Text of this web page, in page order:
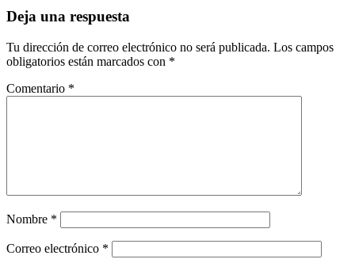
Deja una respuesta
Tu dirección de correo electrónico no será publicada. Los campos
obligatorios están marcados con *
Comentario *
Nombre *
Correo electrónico *